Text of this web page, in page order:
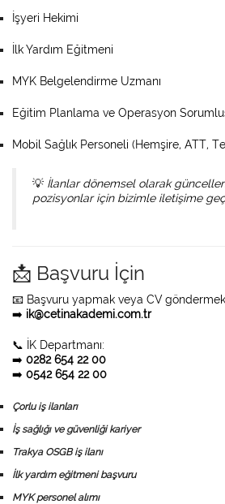
İşyeri Hekimi
İlk Yardım Eğitmeni
MYK Belgelendirme Uzmanı
Eğitim Planlama ve Operasyon
Mobil Sağlık Personeli (Hemşire, ATT,
💡 İlanlar dönemsel olarak
pozisyonlar için bizimle iletişime
📩 Başvuru İçin
📧 Başvuru yapmak veya CV
➡️ ik@cetinakademi.com.tr
📞 İK Departmanı:
➡️ 0282 654 22 00
➡️ 0542 654 22 00
Çorlu iş ilanları
İş sağlığı ve güvenliği kariyer
Trakya OSGB iş ilanı
İlk yardım eğitmeni başvuru
MYK personel alımı